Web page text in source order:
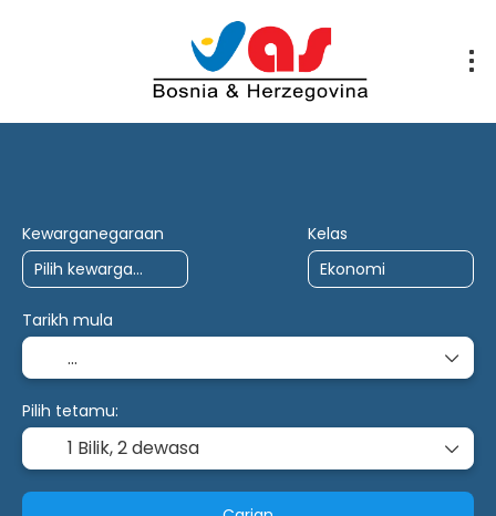
Kewarganegaraan Kelas
Tarikh mula
Pilih tetamu:
1 Bilik,2 dewasa